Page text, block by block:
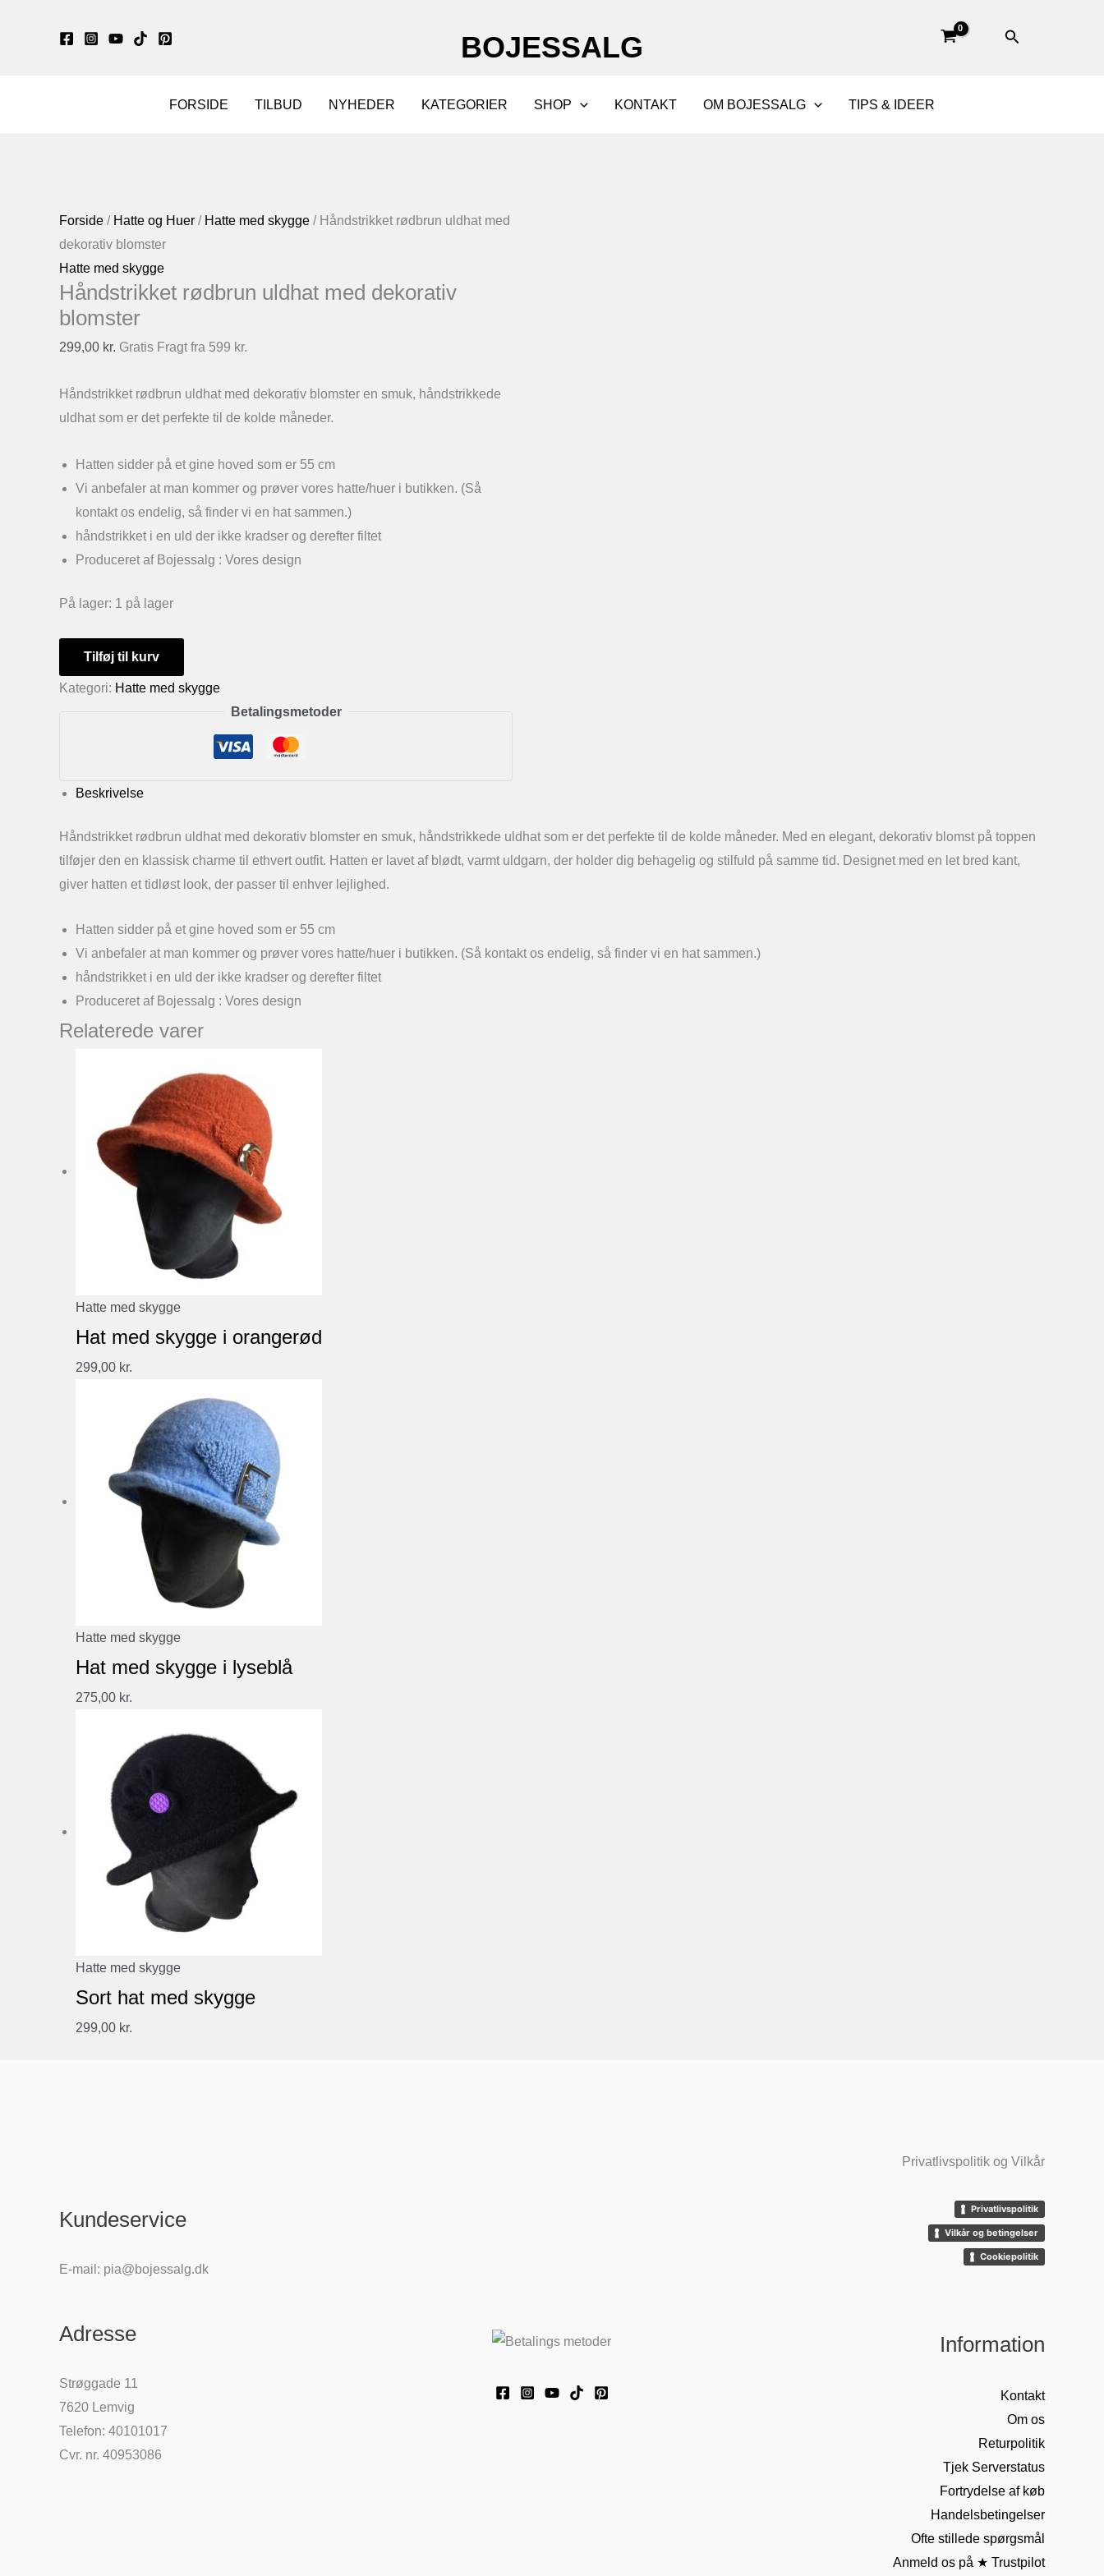
BOJESSALG Søg
FORSIDE TILBUD NYHEDER KATEGORIER SHOP KONTAKT OM BOJESSALG TIPS & IDEER
Forside / Hatte og Huer / Hatte med skygge / Håndstrikket rødbrun uldhat med
dekorativ blomster
Hatte med skygge
Håndstrikket rødbrun uldhat med dekorativ
blomster
299,00 kr. Gratis Fragt fra 599 kr.
Håndstrikket rødbrun uldhat med dekorativ blomster en smuk, håndstrikkede
uldhat som er det perfekte til de kolde måneder.
Hatten sidder på et gine hoved som er 55 cm
Vi anbefaler at man kommer og prøver vores hatte/huer i butikken. (Så
kontakt os endelig, så finder vi en hat sammen.)
håndstrikket i en uld der ikke kradser og derefter filtet
Produceret af Bojessalg : Vores design
På lager: 1 på lager
Håndstrikket
rødbrun
uldhat
antal
Tilføj til kurv
Kategori: Hatte med skygge
Betalingsmetoder
Beskrivelse
Håndstrikket rødbrun uldhat med dekorativ blomster en smuk, håndstrikkede uldhat som er det perfekte til de kolde måneder. Med en elegant, dekorativ blomst på toppen
tilføjer den en klassisk charme til ethvert outfit. Hatten er lavet af blødt, varmt uldgarn, der holder dig behagelig og stilfuld på samme tid. Designet med en let bred kant,
giver hatten et tidløst look, der passer til enhver lejlighed.
Hatten sidder på et gine hoved som er 55 cm
Vi anbefaler at man kommer og prøver vores hatte/huer i butikken. (Så kontakt os endelig, så finder vi en hat sammen.)
håndstrikket i en uld der ikke kradser og derefter filtet
Produceret af Bojessalg : Vores design
Relaterede varer
Hatte med skygge
Hat med skygge i orangerød
299,00 kr.
Hatte med skygge
Hat med skygge i lyseblå
275,00 kr.
Hatte med skygge
Sort hat med skygge
299,00 kr.
Kundeservice
E-mail: pia@bojessalg.dk
Adresse
Strøggade 11
7620 Lemvig
Telefon: 40101017
Cvr. nr. 40953086
Privatlivspolitik og Vilkår
Privatlivspolitik
Vilkår og betingelser
Cookiepolitik
Information
Kontakt
Om os
Returpolitik
Tjek Serverstatus
Fortrydelse af køb
Handelsbetingelser
Ofte stillede spørgsmål
Anmeld os på ★ Trustpilot